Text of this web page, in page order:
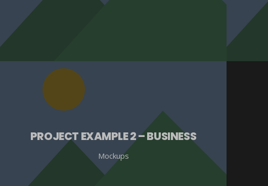
PROJECT EXAMPLE 2 – BUSINESS
Mockups